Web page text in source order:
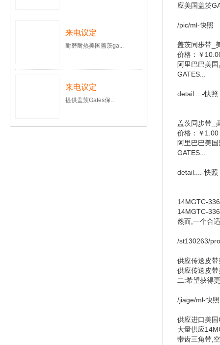
来电议定
耐磨耐热美国盖茨ga...
来电议定
提供盖茨Gates保...
应美国盖茨
/pic/ml-快照
盖茨同步带_
价格：￥
阿里巴巴美
GATES...
detail....-快照
盖茨同步带_
价格：￥1.00
阿里巴巴美
GATES...
detail....-快照
14MGTC-
14MGTC-
然而,一个合
/st130263/
供应传送皮
供应传送皮
二:希望获得
/jiage/ml-快照
供应进口美
大量供应
带齿三角带,